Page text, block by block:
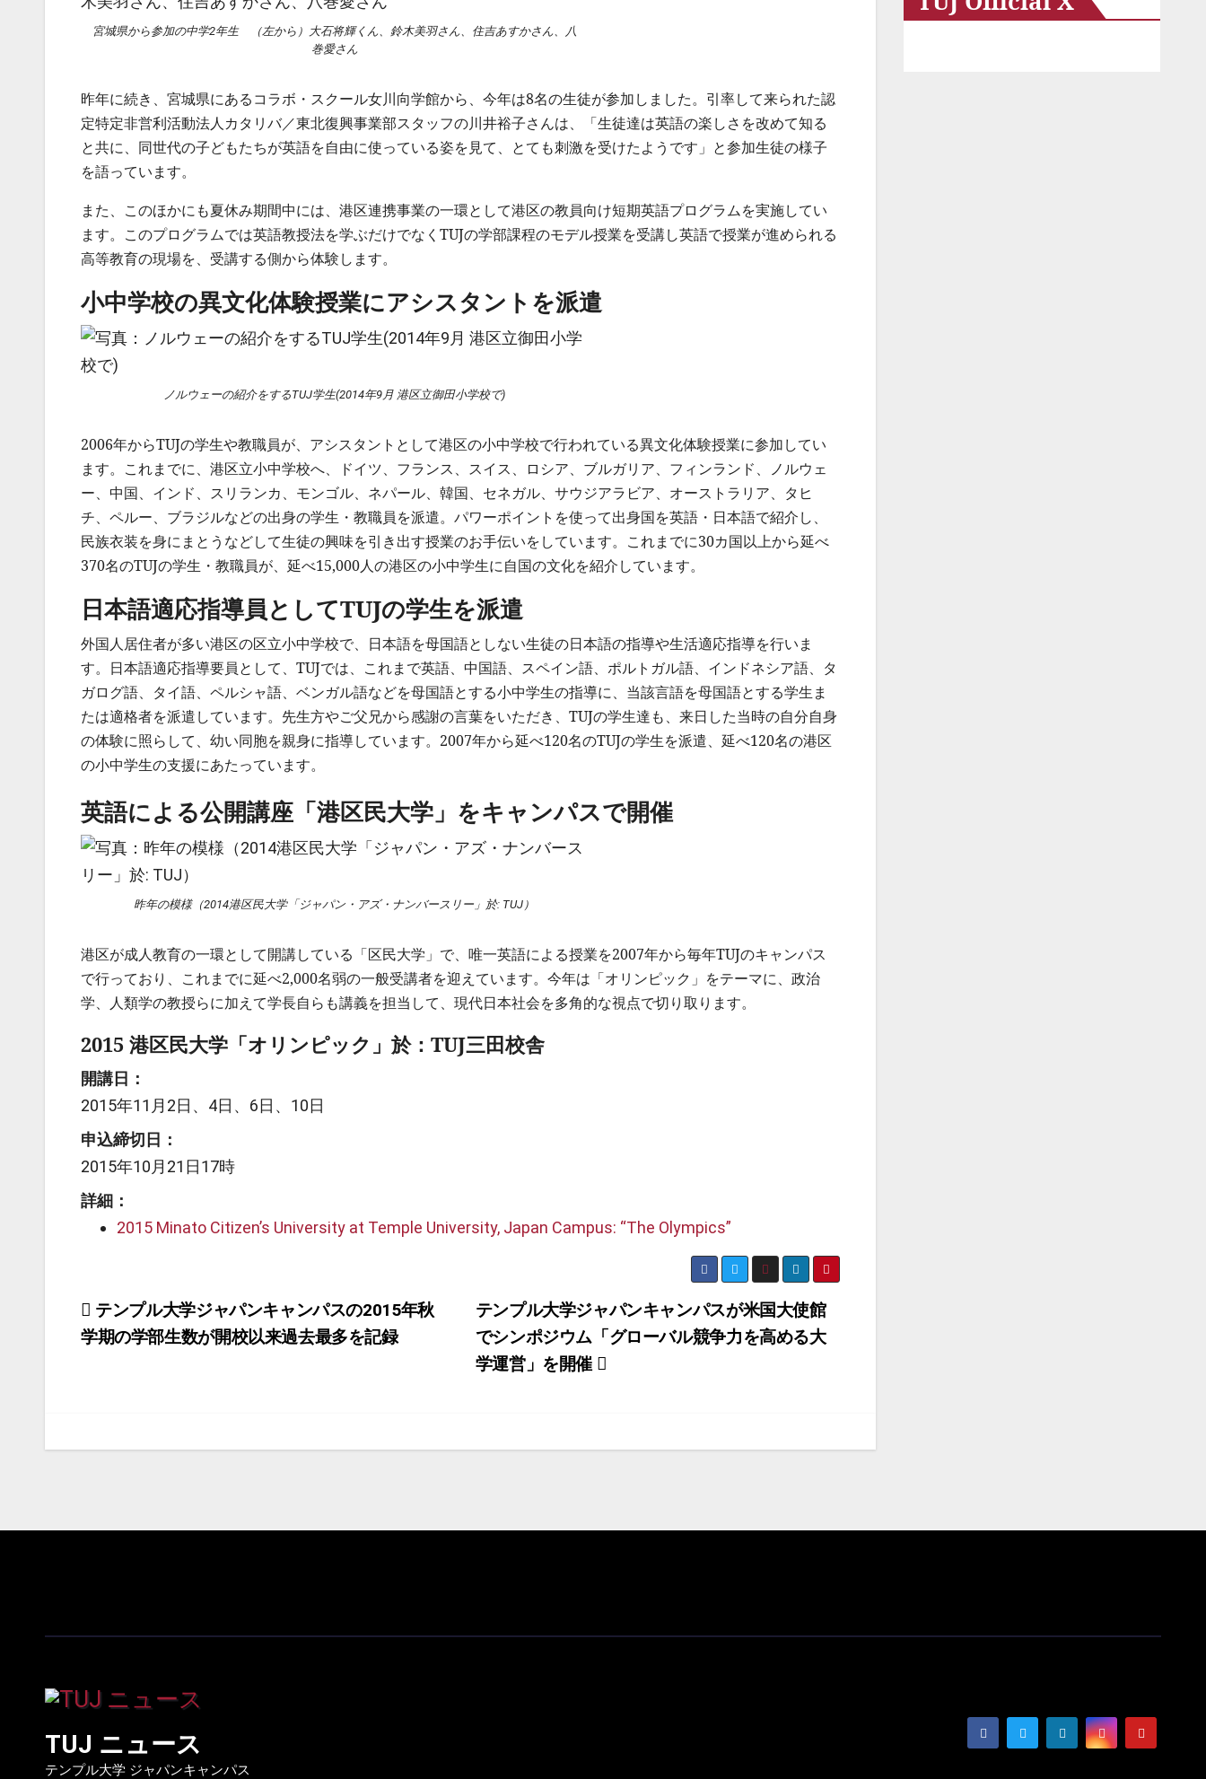
宮城県から参加の中学2年生 （左から）大石将輝くん、鈴木美羽さん、住吉あすかさん、八
巻愛さん
昨年に続き、宮城県にあるコラボ・スクール女川向学館から、今年は8名の生徒が参加しました。引率して来られた認
定特定非営利活動法人カタリバ／東北復興事業部スタッフの川井裕子さんは、「生徒達は英語の楽しさを改めて知る
と共に、同世代の子どもたちが英語を自由に使っている姿を見て、とても刺激を受けたようです」と参加生徒の様子
を語っています。
また、このほかにも夏休み期間中には、港区連携事業の一環として港区の教員向け短期英語プログラムを実施してい
ます。このプログラムでは英語教授法を学ぶだけでなくTUJの学部課程のモデル授業を受講し英語で授業が進められる
高等教育の現場を、受講する側から体験します。
小中学校の異文化体験授業にアシスタントを派遣
ノルウェーの紹介をするTUJ学生(2014年9月 港区立御田小学校で)
2006年からTUJの学生や教職員が、アシスタントとして港区の小中学校で行われている異文化体験授業に参加してい
ます。これまでに、港区立小中学校へ、ドイツ、フランス、スイス、ロシア、ブルガリア、フィンランド、ノルウェ
ー、中国、インド、スリランカ、モンゴル、ネパール、韓国、セネガル、サウジアラビア、オーストラリア、タヒ
チ、ペルー、ブラジルなどの出身の学生・教職員を派遣。パワーポイントを使って出身国を英語・日本語で紹介し、
民族衣装を身にまとうなどして生徒の興味を引き出す授業のお手伝いをしています。これまでに30カ国以上から延べ
370名のTUJの学生・教職員が、延べ15,000人の港区の小中学生に自国の文化を紹介しています。
日本語適応指導員としてTUJの学生を派遣
外国人居住者が多い港区の区立小中学校で、日本語を母国語としない生徒の日本語の指導や生活適応指導を行いま
す。日本語適応指導要員として、TUJでは、これまで英語、中国語、スペイン語、ポルトガル語、インドネシア語、タ
ガログ語、タイ語、ペルシャ語、ベンガル語などを母国語とする小中学生の指導に、当該言語を母国語とする学生ま
たは適格者を派遣しています。先生方やご父兄から感謝の言葉をいただき、TUJの学生達も、来日した当時の自分自身
の体験に照らして、幼い同胞を親身に指導しています。2007年から延べ120名のTUJの学生を派遣、延べ120名の港区
の小中学生の支援にあたっています。
英語による公開講座「港区民大学」をキャンパスで開催
昨年の模様（2014港区民大学「ジャパン・アズ・ナンバースリー」於: TUJ）
港区が成人教育の一環として開講している「区民大学」で、唯一英語による授業を2007年から毎年TUJのキャンパス
で行っており、これまでに延べ2,000名弱の一般受講者を迎えています。今年は「オリンピック」をテーマに、政治
学、人類学の教授らに加えて学長自らも講義を担当して、現代日本社会を多角的な視点で切り取ります。
2015 港区民大学「オリンピック」於：TUJ三田校舎
開講日：
2015年11月2日、4日、6日、10日
申込締切日：
2015年10月21日17時
詳細：
2015 Minato Citizen’s University at Temple University, Japan Campus: “The Olympics”
投
稿
ゲ
ョ
テンプル大学ジャパンキャンパスが米国大使館
でシンポジウム「グローバル競争力を高める大
学運営」を開催
テンプル大学ジャパンキャンパスの2015年秋
学期の学部生数が開校以来過去最多を記録
TUJ ニュース
テンプル大学 ジャパンキャンパス